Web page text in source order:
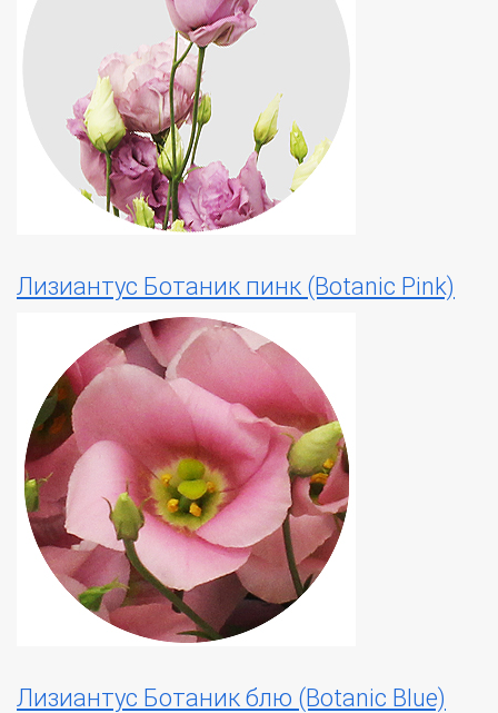
Лизиантус Ботаник пинк (Botanic Pink)
Лизиантус Ботаник блю (Botanic Blue)